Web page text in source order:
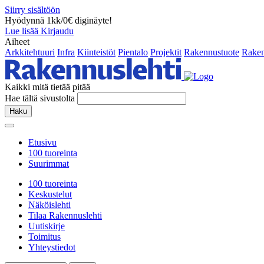
Siirry sisältöön
Hyödynnä 1kk/0€ diginäyte!
Lue lisää Kirjaudu
Aiheet
Arkkitehtuuri Infra Kiinteistöt Pientalo Projektit Rakennustuote
Kaikki mitä tietää pitää
Hae tältä sivustolta
Haku
Etusivu
100 tuoreinta
Suurimmat
100 tuoreinta
Keskustelut
Näköislehti
Tilaa Rakennuslehti
Uutiskirje
Toimitus
Yhteystiedot